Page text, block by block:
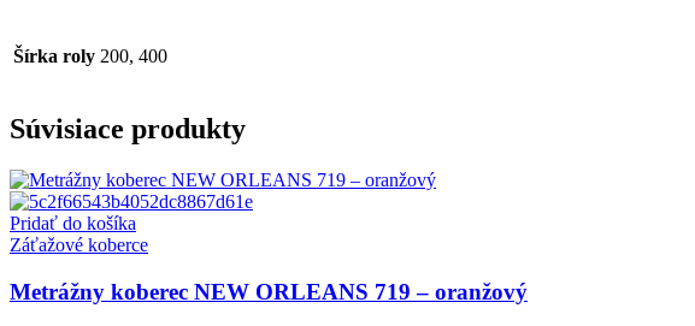
Šírka roly 200, 400
Súvisiace produkty
Pridať do košíka
Záťažové koberce
Metrážny koberec NEW ORLEANS 719 – oranžový